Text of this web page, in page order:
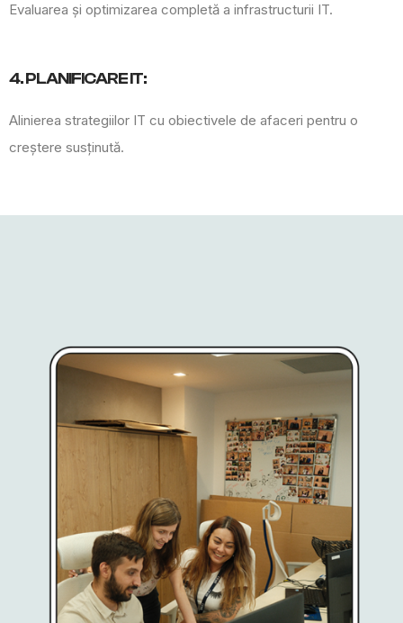
Evaluarea și optimizarea completă a infrastructurii IT.
4. PLANIFICARE IT:
Alinierea strategiilor IT cu obiectivele de afaceri pentru o
creștere susținută.